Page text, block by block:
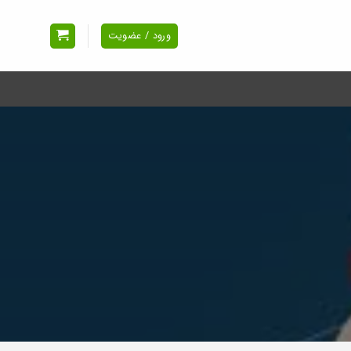
ورود / عضویت